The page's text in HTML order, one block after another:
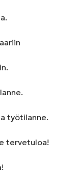
työtilanne.
tervetuloa!